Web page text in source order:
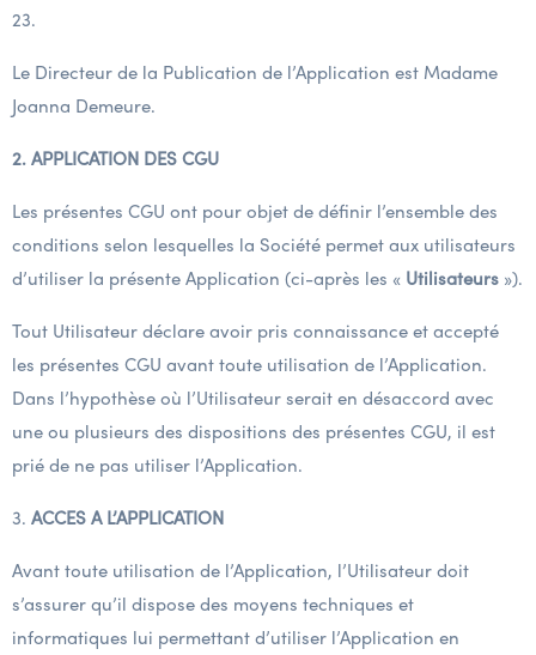
23.
Le Directeur de la Publication de l’Application est Madame
Joanna Demeure.
2.APPLICATION DES CGU
Les présentes CGU ont pour objet de définir l’ensemble des
conditions selon lesquelles la Société permet aux utilisateurs
d’utiliser la présente Application (ci-après les « Utilisateurs »).
Tout Utilisateur déclare avoir pris connaissance et accepté
les présentes CGU avant toute utilisation de l’Application.
Dans l’hypothèse où l’Utilisateur serait en désaccord avec
une ou plusieurs des dispositions des présentes CGU, il est
prié de ne pas utiliser l’Application.
3. ACCES A L’APPLICATION
Avant toute utilisation de l’Application, l’Utilisateur doit
s’assurer qu’il dispose des moyens techniques et
informatiques lui permettant d’utiliser l’Application en